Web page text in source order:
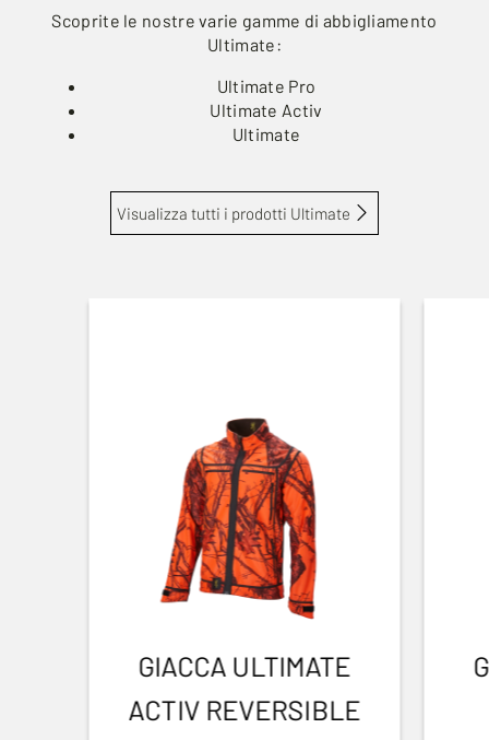
Scoprite le nostre varie gamme di abbigliamento
Ultimate:
Ultimate Pro
Ultimate Activ
Ultimate
Visualizza tutti i prodotti Ultimate
GIACCA ULTIMATE
ACTIV REVERSIBLE